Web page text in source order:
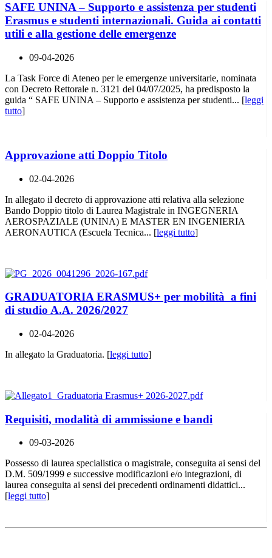
SAFE UNINA – Supporto e assistenza per studenti
Erasmus e studenti internazionali. Guida ai contatti
utili e alla gestione delle emergenze
09-04-2026
La Task Force di Ateneo per le emergenze universitarie, nominata
con Decreto Rettorale n. 3121 del 04/07/2025, ha predisposto la
guida “ SAFE UNINA – Supporto e assistenza per studenti... [leggi
tutto]
Approvazione atti Doppio Titolo
02-04-2026
In allegato il decreto di approvazione atti relativa alla selezione
Bando Doppio titolo di Laurea Magistrale in INGEGNERIA
AEROSPAZIALE (UNINA) E MASTER EN INGENIERIA
AERONAUTICA (Escuela Tecnica... [leggi tutto]
GRADUATORIA ERASMUS+ per mobilità a fini
di studio A.A. 2026/2027
02-04-2026
In allegato la Graduatoria. [leggi tutto]
Requisiti, modalità di ammissione e bandi
09-03-2026
Possesso di laurea specialistica o magistrale, conseguita ai sensi del
D.M. 509/1999 e successive modificazioni e/o integrazioni, di
laurea conseguita ai sensi dei precedenti ordinamenti didattici...
[leggi tutto]